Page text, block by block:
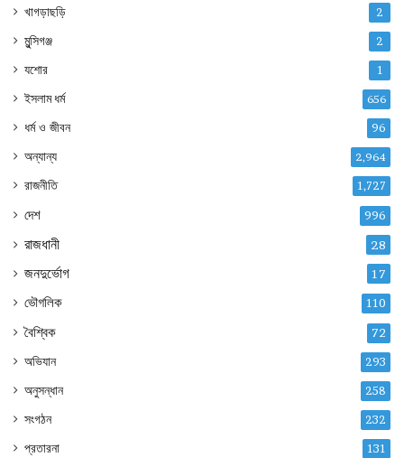
খাগড়াছড়ি 2
মুন্সিগঞ্জ 2
যশোর 1
ইসলাম ধর্ম 656
ধর্ম ও জীবন 96
অন্যান্য 2,964
রাজনীতি 1,727
দেশ 996
রাজধানী 28
জনদুর্ভোগ 17
ভৌগলিক 110
বৈশ্বিক 72
অভিযান 293
অনুসন্ধান 258
সংগঠন 232
প্রতারনা 131